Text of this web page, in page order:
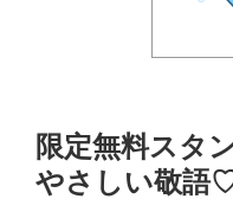
限定無料スタ
やさしい敬語